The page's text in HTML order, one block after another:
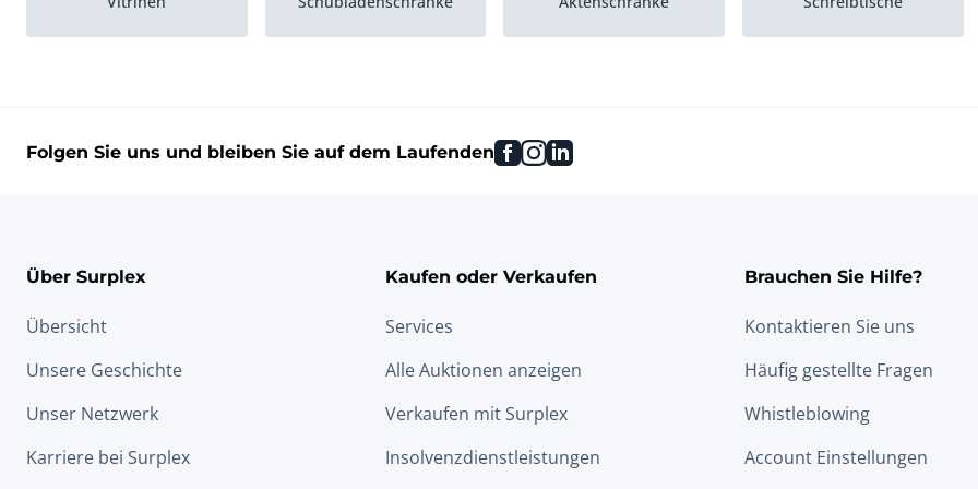
Folgen Sie uns und bleiben Sie auf dem Laufenden facebook
instagram
linkedin
Über Surplex
Übersicht
Unsere Geschichte
Unser Netzwerk
Karriere bei Surplex
Kaufen oder Verkaufen
Services
Alle Auktionen anzeigen
Verkaufen mit Surplex
Insolvenzdienstleistungen
Brauchen Sie Hilfe?
Kontaktieren Sie uns
Häufig gestellte Fragen
Whistleblowing
Account Einstellungen